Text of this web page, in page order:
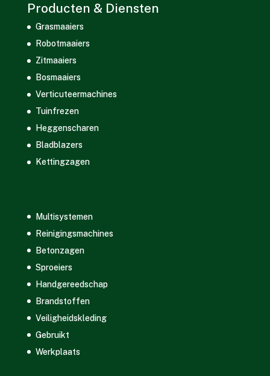
Producten & Diensten
Grasmaaiers
Robotmaaiers
Zitmaaiers
Bosmaaiers
Verticuteermachines
Tuinfrezen
Heggenscharen
Bladblazers
Kettingzagen
Multisystemen
Reinigingsmachines
Betonzagen
Sproeiers
Handgereedschap
Brandstoffen
Veiligheidskleding
Gebruikt
Werkplaats